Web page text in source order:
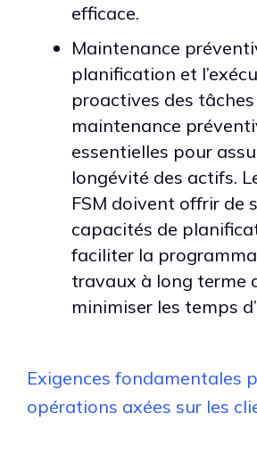
efficace.
Maintenance
planification et
proactives des tâches
maintenance
essentielles pour
longévité des actifs.
FSM doivent offrir de
capacités de
faciliter la
travaux à long terme
minimiser les temps
Exigences fondamentales
opérations axées sur les